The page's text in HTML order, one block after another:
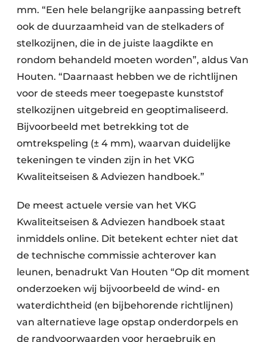
mm. “Een hele belangrijke aanpassing betreft
ook de duurzaamheid van de stelkaders of
stelkozijnen, die in de juiste laagdikte en
rondom behandeld moeten worden”, aldus Van
Houten. “Daarnaast hebben we de richtlijnen
voor de steeds meer toegepaste kunststof
stelkozijnen uitgebreid en geoptimaliseerd.
Bijvoorbeeld met betrekking tot de
omtrekspeling (± 4 mm), waarvan duidelijke
tekeningen te vinden zijn in het VKG
Kwaliteitseisen & Adviezen handboek.”
De meest actuele versie van het VKG
Kwaliteitseisen & Adviezen handboek staat
inmiddels online. Dit betekent echter niet dat
de technische commissie achterover kan
leunen, benadrukt Van Houten “Op dit moment
onderzoeken wij bijvoorbeeld de wind- en
waterdichtheid (en bijbehorende richtlijnen)
van alternatieve lage opstap onderdorpels en
de randvoorwaarden voor hergebruik en